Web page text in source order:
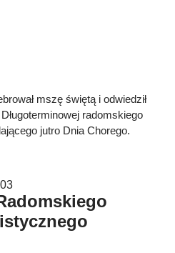
mszę świętą i odwiedził
radomskiego
jutro Dnia Chorego.